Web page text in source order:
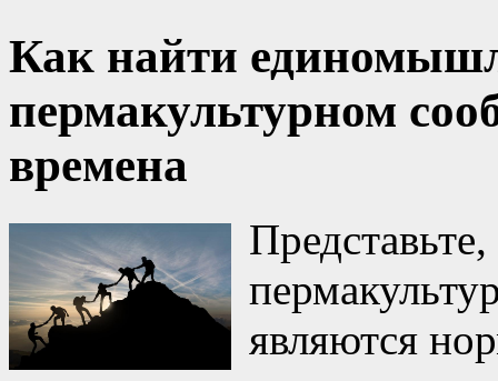
Как найти
пермакультурном
времена
являются